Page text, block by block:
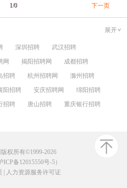
1/0 下一页
展开
深圳招聘
武汉招聘
网 揭阳招聘网
成都招聘
招聘 杭州招聘网
滁州招聘
阳招聘 安庆招聘网
绵阳招聘
招聘 唐山招聘
重庆银行招聘
权所有©1999-2026
ICP备12015550号-5）
人力资源服务许可证